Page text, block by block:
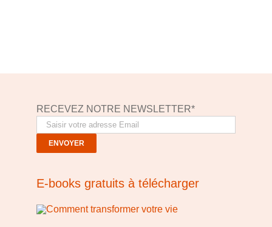
RECEVEZ NOTRE NEWSLETTER*
E‑books gratuits à télécharger